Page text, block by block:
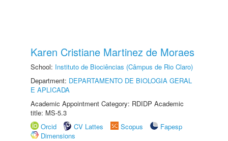
Karen Cristiane Martinez de Moraes
School: Instituto de Biociências (Câmpus de Rio Claro)
Department: DEPARTAMENTO DE BIOLOGIA GERAL
E APLICADA
Academic Appointment Category: RDIDP Academic
title: MS-5.3
Orcid
CV Lattes Scopus
Fapesp
Dimensions